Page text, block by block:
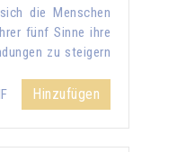
die Menschen
fünf Sinne ihre
zu steigern
Hinzufügen